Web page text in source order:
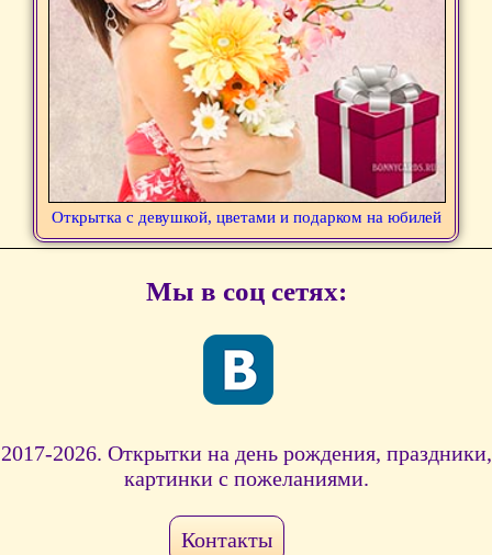
Открытка с девушкой, цветами и подарком на юбилей
Мы в соц сетях:
2017-2026. Открытки на день рождения, праздники,
картинки с пожеланиями.
Контакты